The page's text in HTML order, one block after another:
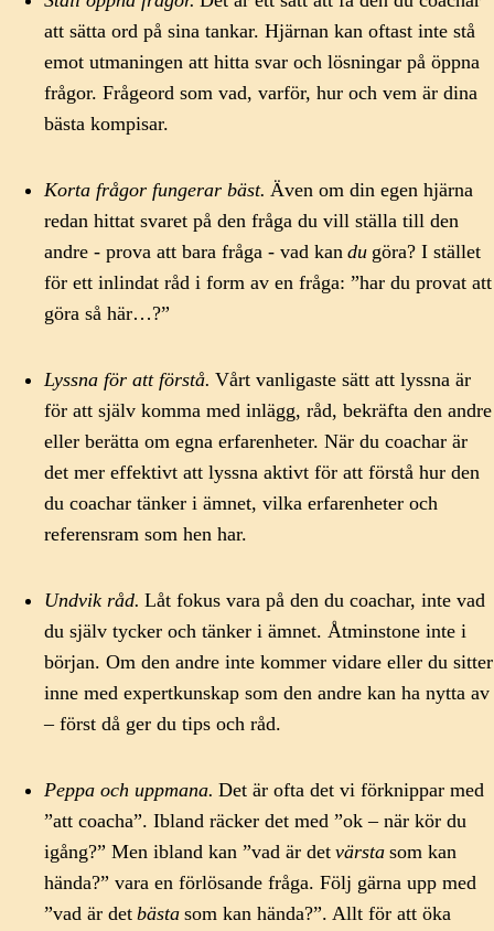
att sätta ord på sina tankar. Hjärnan kan oftast inte stå
emot utmaningen att hitta svar och lösningar på öppna
frågor. Frågeord som vad, varför, hur och vem är dina
bästa kompisar.
Korta frågor fungerar bäst. Även om din egen hjärna
redan hittat svaret på den fråga du vill ställa till den
andre - prova att bara fråga - vad kan du göra? I stället
för ett inlindat råd i form av en fråga: ”har du provat att
göra så här…?”
Lyssna för att förstå. Vårt vanligaste sätt att lyssna är
för att själv komma med inlägg, råd, bekräfta den andre
eller berätta om egna erfarenheter. När du coachar är
det mer effektivt att lyssna aktivt för att förstå hur den
du coachar tänker i ämnet, vilka erfarenheter och
referensram som hen har.
Undvik råd. Låt fokus vara på den du coachar, inte vad
du själv tycker och tänker i ämnet. Åtminstone inte i
början. Om den andre inte kommer vidare eller du sitter
inne med expertkunskap som den andre kan ha nytta av
– först då ger du tips och råd.
Peppa och uppmana. Det är ofta det vi förknippar med
”att coacha”. Ibland räcker det med ”ok – när kör du
igång?” Men ibland kan ”vad är det värsta som kan
hända?” vara en förlösande fråga. Följ gärna upp med
”vad är det bästa som kan hända?”. Allt för att öka